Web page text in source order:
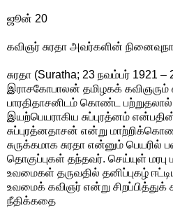
ஜூன் 20
கவிஞர் சுரதா அவர்களின்
சுரதா (Suratha; 23 நவம்பர் 1921
இராசகோபாலன் தமிழகக் கவிஞரும்
பாரதிதாசனிடம் கொண்ட பற்றுதலால்‌
இயற்பெயராகிய சுப்புரத்னம்
சுப்புரத்னதாசன் என்று
சுருக்கமாக சுரதா என்னும் பெயரில்
தொகுப்புகள் தந்தவர். செய்யுள்
உவமைகள் தருவதில் தனிப்புகழ்
உவமைக் கவிஞர் என்று சிறப்பித்துக்
நீதிக்கதை